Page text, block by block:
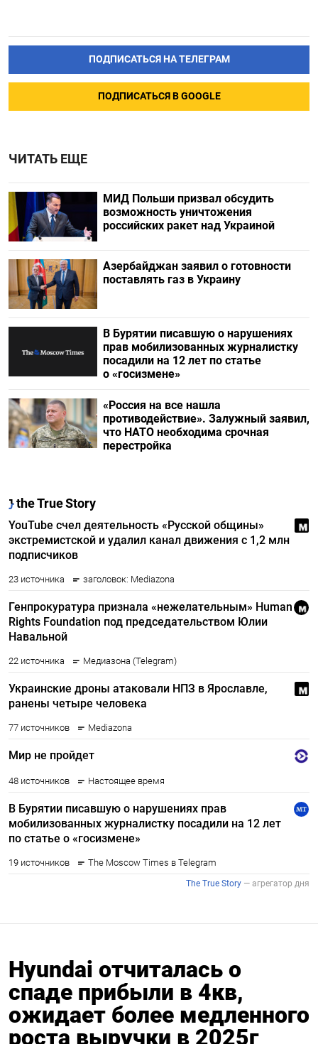
ПОДПИСАТЬСЯ НА ТЕЛЕГРАМ
ПОДПИСАТЬСЯ В GOOGLE
ЧИТАТЬ ЕЩЕ
МИД Польши призвал обсудить
возможность уничтожения
российских ракет над Украиной
Азербайджан заявил о готовности
поставлять газ в Украину
В Бурятии писавшую о нарушениях
прав мобилизованных журналистку
посадили на 12 лет по статье
о «госизмене»
«Россия на все нашла
противодействие». Залужный заявил,
что НАТО необходима срочная
перестройка
Hyundai отчиталась о
спаде прибыли в 4кв,
ожидает более медленного
роста выручки в 2025г